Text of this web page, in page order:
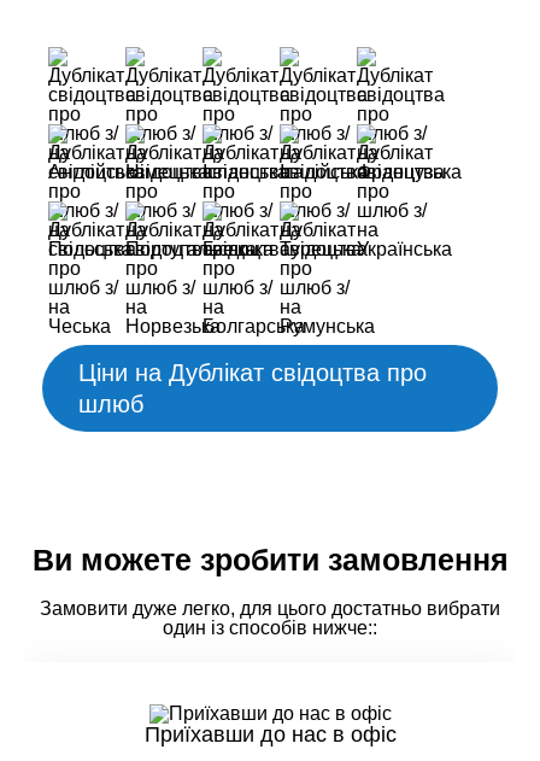
Ціни на Дублікат свідоцтва про
шлюб
Ви можете зробити замовлення
Замовити дуже легко, для цього достатньо вибрати
один із способів нижче::
Приїхавши до нас в офіс